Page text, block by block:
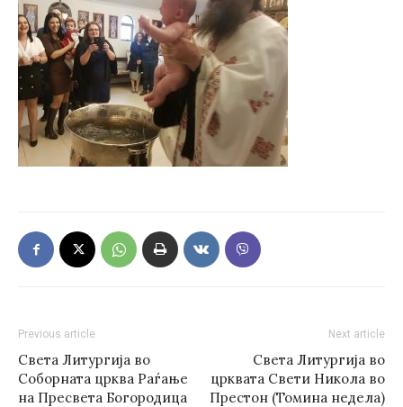
Previous article
Света Литургија во
Соборната црква Раѓање
на Пресвета Богородица
Next article
Света Литургија во
црквата Свети Никола во
Престон (Томина недела)